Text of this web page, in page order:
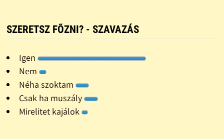
SZERETSZ FÕZNI? - SZAVAZÁS
Igen
Nem
Néha szoktam
Csak ha muszály
Mirelitet kajálok